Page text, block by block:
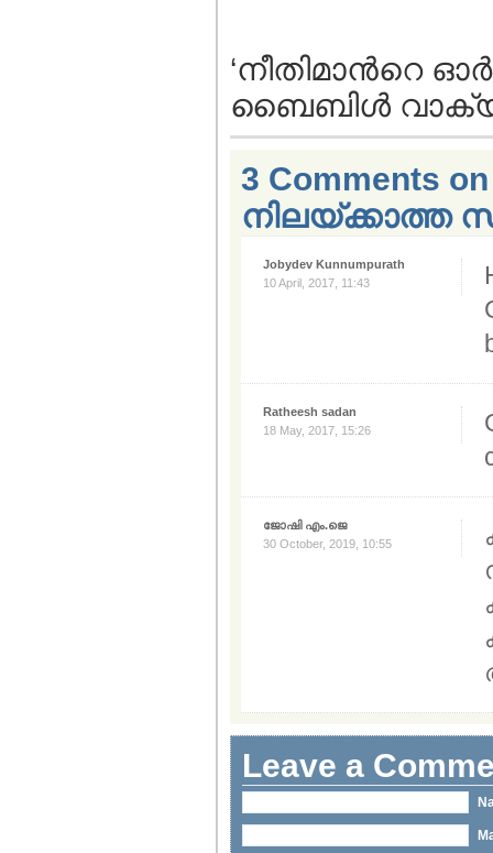
‘നീതിമാന്‍റെ
ബൈബിള്‍
3 Comments
നിലയ്ക്കാത്ത
Jobydev Kunnumpurath
10 April, 2017, 11:43
Ratheesh sadan
18 May, 2017, 15:26
ജോഷി എം.ജെ
30 October, 2019, 10:55
Leave a